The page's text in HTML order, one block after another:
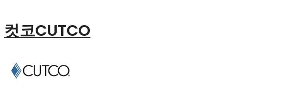
컷코CUTCO